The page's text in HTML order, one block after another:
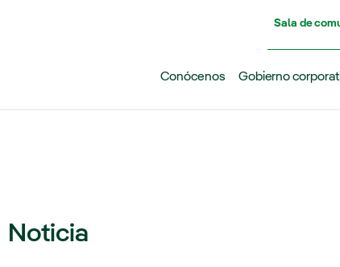
Sala de
Conócenos Gobierno
Noticia